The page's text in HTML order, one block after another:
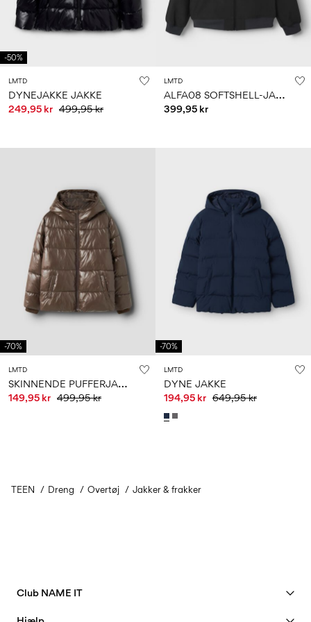
-50%
LMTD
DYNEJAKKE JAKKE
249,95 kr 499,95 kr
LMTD
A
LFA08 SOFTSHELL-JAKKE
399,95 kr
-70%
LMTD
S
KINNENDE PUFFERJAKKE
149,95 kr 499,95 kr
-70%
LMTD
DYNE JAKKE
194,95 kr 649,95 kr
TEEN Dreng Overtøj Jakker & frakker
Club NAME IT